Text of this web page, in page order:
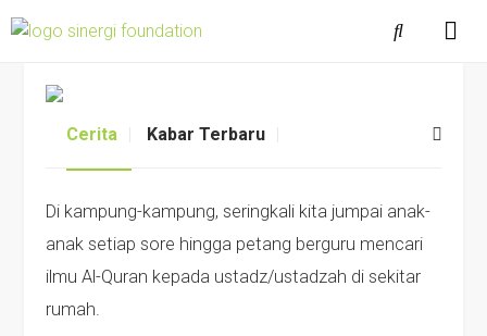
Cerita Kabar Terbaru
Di kampung-kampung, seringkali kita jumpai anak-
anak setiap sore hingga petang berguru mencari
ilmu Al-Quran kepada ustadz/ustadzah di sekitar
rumah.